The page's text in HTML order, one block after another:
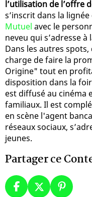
l’utilisation de l’offre
s’inscrit dans la
Mutuel avec le
neveu qui s’adresse
Dans les autres
charge de faire la
Origine" tout en
disposition dans la
est diffusé au cinéma
familiaux. Il est
en scène l'agent
réseaux sociaux,
jeunes.
Partager ce